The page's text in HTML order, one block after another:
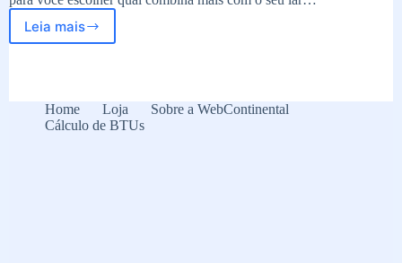
Leia mais
Lareiras
Home Loja
Sobre a WebContinental
Cálculo de BTUs